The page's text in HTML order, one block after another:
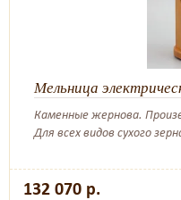
Мельница
Каменные жернова.
Для всех видов сухого
132 070 р.